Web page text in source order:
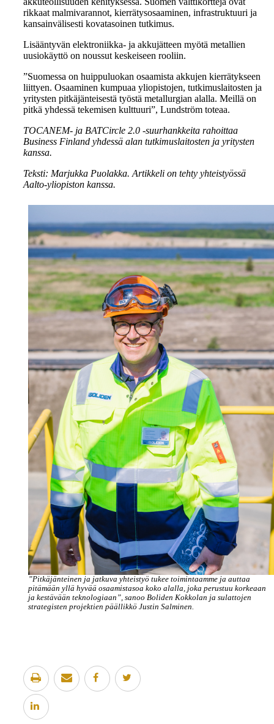
rikkaat malmivarannot, kierrätysosaaminen, infrastruktuuri ja
kansainvälisesti kovatasoinen tutkimus.
Lisääntyvän elektroniikka- ja akkujätteen myötä metallien
uusiokäyttö on noussut keskeiseen rooliin.
”Suomessa on huippuluokan osaamista akkujen kierrätykseen
liittyen. Osaaminen kumpuaa yliopistojen, tutkimuslaitosten ja
yritysten pitkäjänteisestä työstä metallurgian alalla. Meillä on
pitkä yhdessä tekemisen kulttuuri”, Lundström toteaa.
TOCANEM- ja BATCircle 2.0 -suurhankkeita rahoittaa
Business Finland yhdessä alan tutkimuslaitosten ja yritysten
kanssa.
Teksti: Marjukka Puolakka. Artikkeli on tehty yhteistyössä
Aalto-yliopiston kanssa.
”Pitkäjänteinen ja jatkuva yhteistyö tukee toimintaamme ja auttaa
pitämään yllä hyvää osaamistasoa koko alalla, joka perustuu korkeaan
ja kestävään teknologiaan”, sanoo Boliden Kokkolan ja sulattojen
strategisten projektien päällikkö Justin Salminen.